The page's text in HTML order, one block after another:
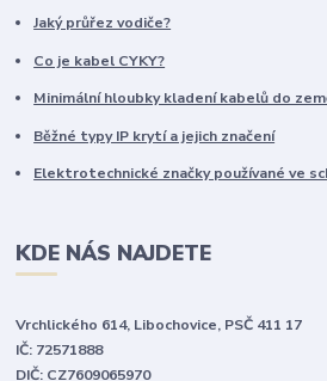
Jaký průřez vodiče?
Co je kabel CYKY?
Minimální hloubky kladení kabelů do
Běžné typy IP krytí a jejich značení
Elektrotechnické značky používané ve
KDE NÁS NAJDETE
Vrchlického 614, Libochovice, PSČ 411 17
IČ: 72571888
DIČ: CZ7609065970